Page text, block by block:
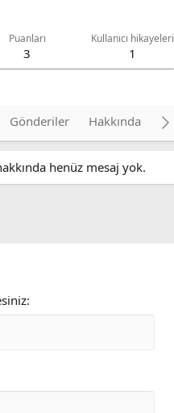
Puanları
3
Kullanıcı hikayeleri
1
Gönderiler Hakkında
henüz mesaj yok.